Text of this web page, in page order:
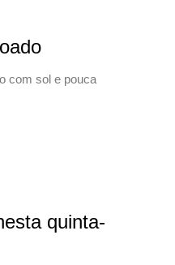
com sol e pouca
quinta-